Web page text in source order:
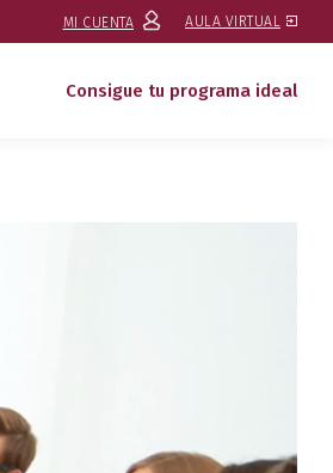
MI CUENTA AULA VIRTUAL
Consigue tu programa ideal